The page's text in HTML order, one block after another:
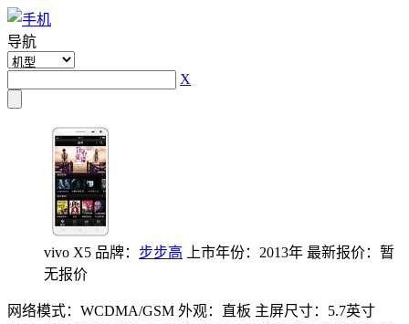
导航
X
vivo X5 品牌： 步步高 上市年份：2013年 最新报价：暂
无报价
网络模式：WCDMA/GSM 外观：直板 主屏尺寸：5.7英寸